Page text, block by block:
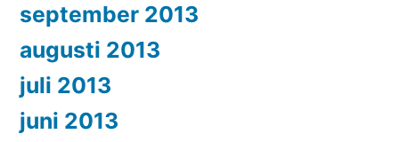
september 2013
augusti 2013
juli 2013
juni 2013